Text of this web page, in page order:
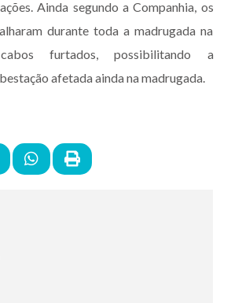
Ainda segundo a Companhia, os
durante toda a madrugada na
furtados, possibilitando a
afetada ainda na madrugada.